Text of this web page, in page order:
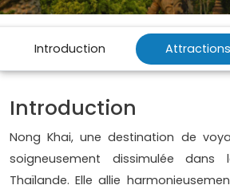
Introduction Attractions
Introduction
Nong Khai, une destination de
soigneusement dissimulée
Thaïlande. Elle allie